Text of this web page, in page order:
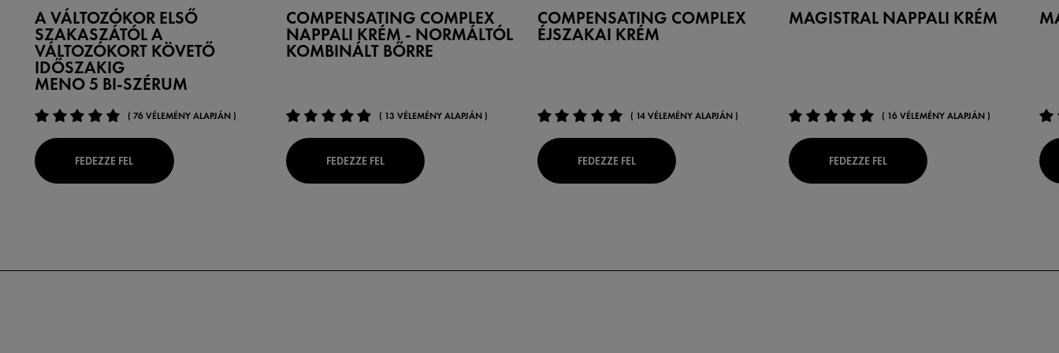
A VÁLTOZÓKOR ELSŐ
SZAKASZÁTÓL A
VÁLTOZÓKORT KÖVETŐ
IDŐSZAKIG
MENO 5 BI-SZÉRUM
( 76 VÉLEMÉNY ALAPJÁN )
FEDEZZE FEL
COMPENSATING COMPLEX
NAPPALI KRÉM - NORMÁLTÓL
KOMBINÁLT BŐRRE
( 13 VÉLEMÉNY ALAPJÁN )
FEDEZZE FEL
COMPENSATING COMPLEX
ÉJSZAKAI KRÉM
( 14 VÉLEMÉNY ALAPJÁN )
FEDEZZE FEL
MAGISTRAL NAPPALI KRÉM
( 16 VÉLEMÉNY ALAPJÁN )
FEDEZZE FEL